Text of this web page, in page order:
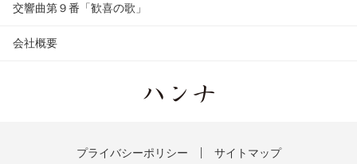
交響曲第９番「歓喜の歌」
会社概要
プライバシーポリシー サイトマップ